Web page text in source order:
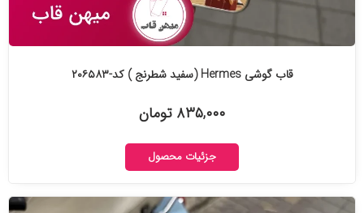
قاب گوشی Hermes (سفید شطرنج ) کد-۲۰۶۵۸۳
۸۳۵,۰۰۰ تومان
جزئیات محصول